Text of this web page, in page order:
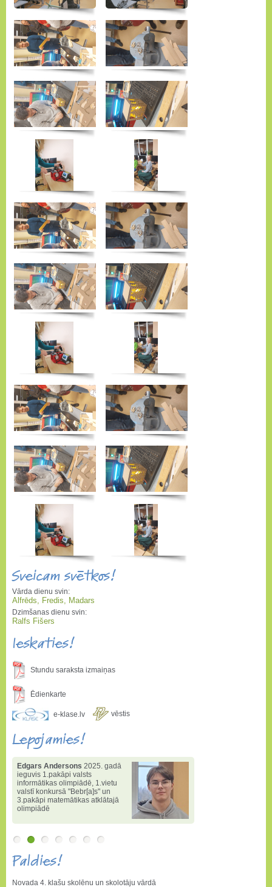
Sveicam svētkos!
Vārda dienu svin:
Alfrēds, Fredis, Madars
Dzimšanas dienu svin:
Ralfs Fišers
Ieskaties!
Stundu saraksta izmaiņas
Ēdienkarte
e-klase.lv vēstis
Lepojamies!
Edgars Andersons 2025. gadā
ieguvis 1.pakāpi valsts
informātikas olimpiādē, 1.vietu
valstī konkursā "Bebr[a]s" un
3.pakāpi matemātikas atklātajā
olimpiādē
Paldies!
Novada 4. klašu skolēnu un skolotāju vārdā